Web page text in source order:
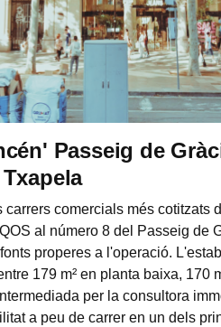
Passeig de
carrers comercials més cotitzats
al número 8 del Passeig de
properes a l'operació.
179 m² en planta baixa, 170
per la consultora
a peu de carrer en un dels